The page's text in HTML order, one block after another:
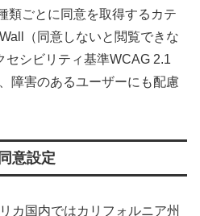
類ごとに同意を取得するカテ
（同意しないと閲覧できな
セシビリティ基準WCAG 2.1
障害のあるユーザーにも配慮
意設定
カ国内ではカリフォルニア州